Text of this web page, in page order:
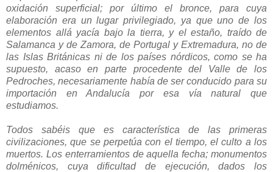
oxidación superficial; por último el bronce, para cuya
elaboración era un lugar privilegiado, ya que uno de los
elementos allá yacía bajo la tierra, y el estaño, traído de
Salamanca y de Zamora, de Portugal y Extremadura, no de
las Islas Británicas ni de los países nórdicos, como se ha
supuesto, acaso en parte procedente del Valle de los
Pedroches, necesariamente había de ser conducido para su
importación en Andalucía por esa vía natural que
estudiamos.
Todos sabéis que es característica de las primeras
civilizaciones, que se perpetúa con el tiempo, el culto a los
muertos. Los enterramientos de aquella fecha; monumentos
dolménicos, cuya dificultad de ejecución, dados los